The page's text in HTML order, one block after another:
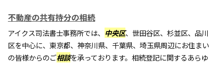
不動産の共有持分の相続
アイクス司法書士事務所では、 中央区、世田谷区、杉並区、品川
区を中心に、東京都、神奈川県、千葉県、埼玉県周辺にお住まい
の皆様からのご相談を承っております。相続登記に関するあらゆ